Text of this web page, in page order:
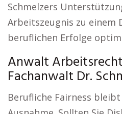
Schmelzers
Arbeitszeugnis zu einem
beruflichen Erfolge
Anwalt
Fachanwalt Dr.
Berufliche Fairness